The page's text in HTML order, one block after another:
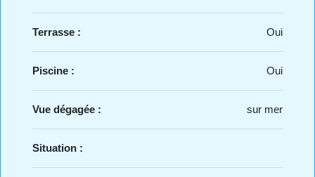
Terrasse : Oui
Piscine : Oui
Vue dégagée : sur mer
Situation :